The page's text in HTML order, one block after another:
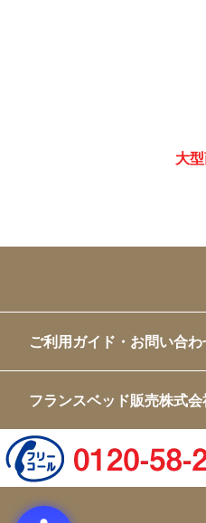
大
ご利用ガイド・お問い合わ
フランスベッド販売株式会